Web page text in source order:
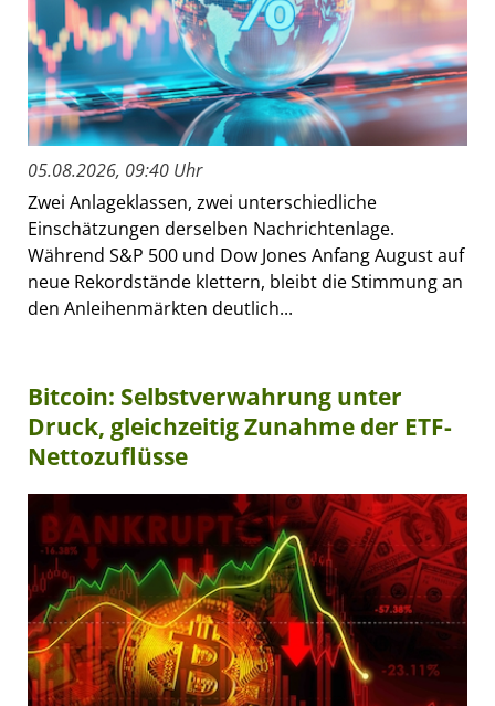
05.08.2026, 09:40 Uhr
Zwei Anlageklassen, zwei unterschiedliche
Einschätzungen derselben Nachrichtenlage.
Während S&P 500 und Dow Jones Anfang August auf
neue Rekordstände klettern, bleibt die Stimmung an
den Anleihenmärkten deutlich...
Bitcoin: Selbstverwahrung unter
Druck, gleichzeitig Zunahme der ETF-
Nettozuflüsse